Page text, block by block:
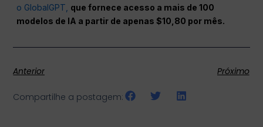
o GlobalGPT, que fornece acesso a mais de 100
modelos de IA a partir de apenas $10,80 por mês.
Anterior Próximo
Compartilhe a postagem: